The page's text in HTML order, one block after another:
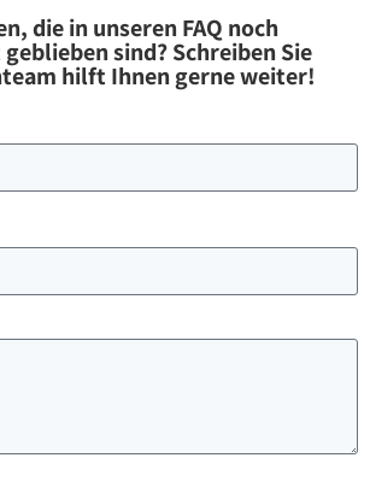
die in unseren FAQ noch
sind? Schreiben Sie
hilft Ihnen gerne weiter!